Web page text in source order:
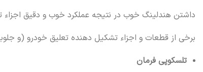
داشتن هندلینگ خوب در نتیجه عملکرد خوب و دقیق اجزاء
برخی از قطعات و اجزاء تشکیل دهنده تعلیق خودرو (و
تلسکوپی فرمان